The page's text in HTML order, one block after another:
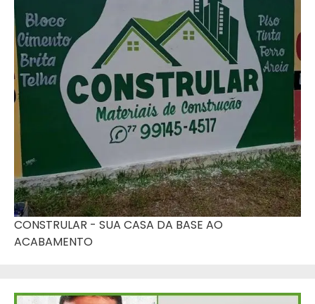
CONSTRULAR - SUA CASA DA BASE AO
ACABAMENTO